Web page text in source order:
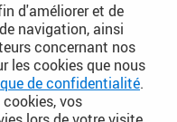
d'améliorer et de
navigation, ainsi
concernant nos
les cookies que nous
de confidentialité.
vos